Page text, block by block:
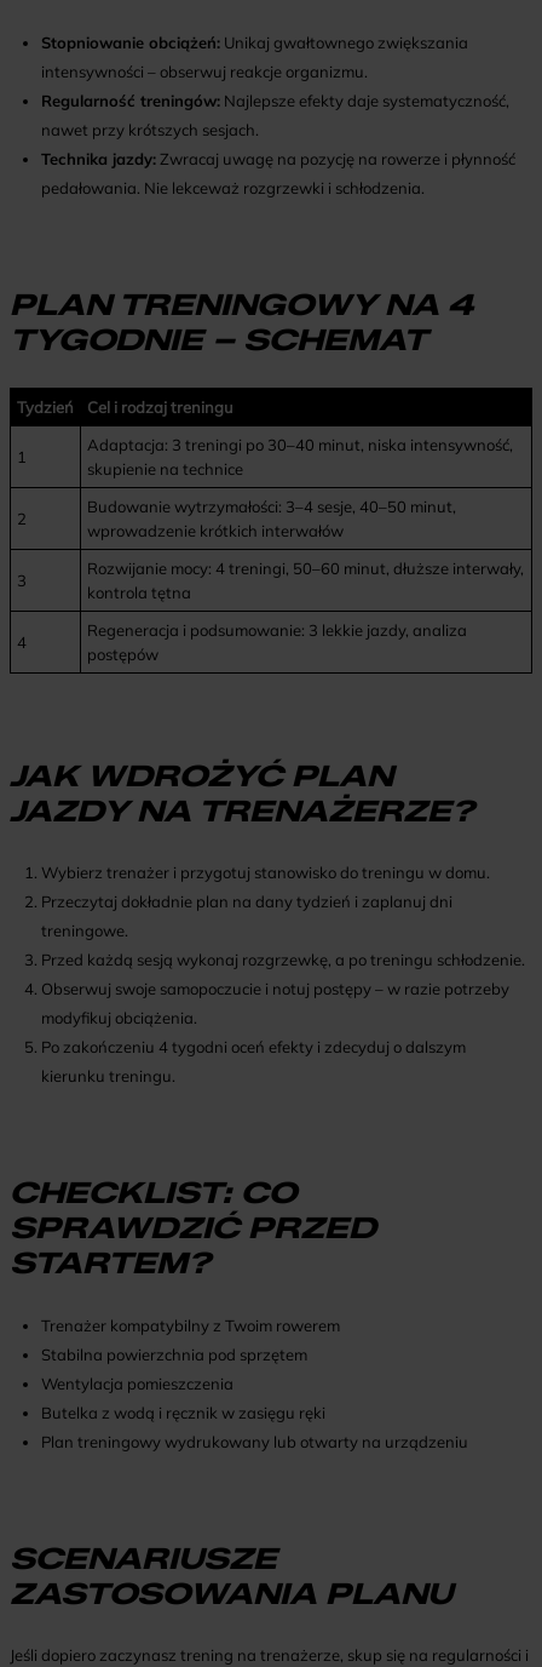
Stopniowanie obciążeń: Unikaj gwałtownego zwiększania
intensywności – obserwuj reakcje organizmu.
Regularność treningów: Najlepsze efekty daje systematyczność,
nawet przy krótszych sesjach.
Technika jazdy:Zwracaj uwagę na pozycję na rowerze i płynność
pedałowania. Nie lekceważ rozgrzewki i schłodzenia.
PLAN TRENINGOWY NA 4
TYGODNIE – SCHEMAT
Tydzień Cel i rodzaj treningu
1
Adaptacja: 3 treningi po 30–40 minut, niska intensywność,
skupienie na technice
2
Budowanie wytrzymałości: 3–4 sesje, 40–50 minut,
wprowadzenie krótkich interwałów
3
Rozwijanie mocy: 4 treningi, 50–60 minut, dłuższe interwały,
kontrola tętna
4
Regeneracja i podsumowanie: 3 lekkie jazdy, analiza
postępów
JAK WDROŻYĆ PLAN
JAZDY NA TRENAŻERZE?
Wybierz trenażer i przygotuj stanowisko do treningu w domu.
Przeczytaj dokładnie plan na dany tydzień i zaplanuj dni
treningowe.
Przed każdą sesją wykonaj rozgrzewkę, a po treningu schłodzenie.
Obserwuj swoje samopoczucie i notuj postępy – w razie potrzeby
modyfikuj obciążenia.
Po zakończeniu 4 tygodni oceń efekty i zdecyduj o dalszym
kierunku treningu.
CHECKLIST: CO
SPRAWDZIĆ PRZED
STARTEM?
Trenażer kompatybilny z Twoim rowerem
Stabilna powierzchnia pod sprzętem
Wentylacja pomieszczenia
Butelka z wodą i ręcznik w zasięgu ręki
Plan treningowy wydrukowany lub otwarty na urządzeniu
SCENARIUSZE
ZASTOSOWANIA PLANU
Jeśli dopiero zaczynasz trening na trenażerze, skup się na regularności i